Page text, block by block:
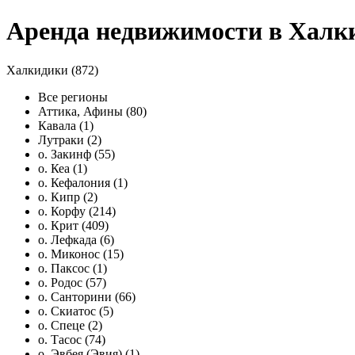
Аренда недвижимости в
Халкидики (872)
Все регионы
Аттика, Афины (80)
Кавала (1)
Лутраки (2)
о. Закинф (55)
о. Кеа (1)
о. Кефалония (1)
о. Кипр (2)
о. Корфу (214)
о. Крит (409)
о. Лефкада (6)
о. Миконос (15)
о. Паксос (1)
о. Родос (57)
о. Санторини (66)
о. Скиатос (5)
о. Спеце (2)
о. Тасос (74)